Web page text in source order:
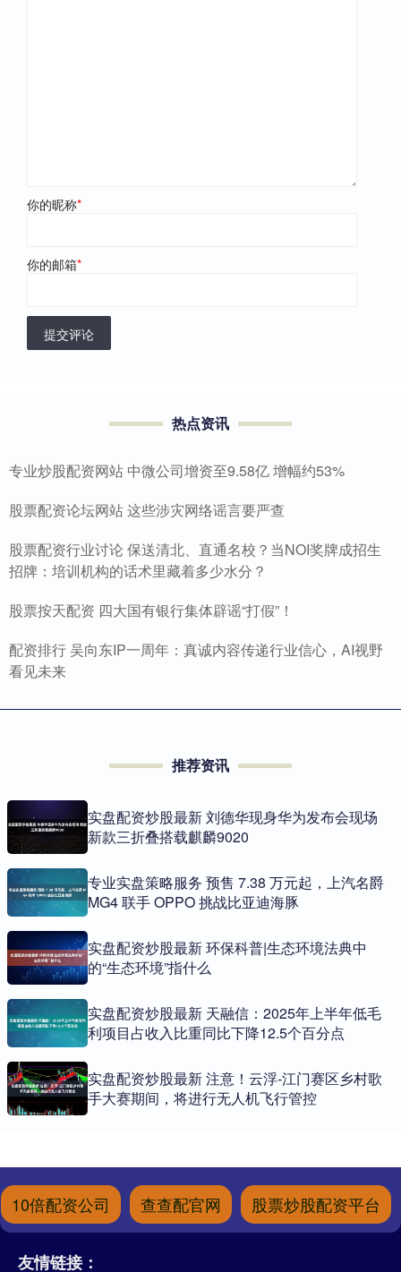
你的昵称*
你的邮箱*
提交评论
热点资讯
专业炒股配资网站 中微公司增资至9.58亿 增幅约53%
股票配资论坛网站 这些涉灾网络谣言要严查
股票配资行业讨论 保送清北、直通名校？当NOI奖牌成招生
招牌：培训机构的话术里藏着多少水分？
股票按天配资 四大国有银行集体辟谣“打假”！
配资排行 吴向东IP一周年：真诚内容传递行业信心，AI视野
看见未来
推荐资讯
实盘配资炒股最新 刘德华现身华为发布会现场
新款三折叠搭载麒麟9020
专业实盘策略服务 预售 7.38 万元起，上汽名爵
MG4 联手 OPPO 挑战比亚迪海豚
实盘配资炒股最新 环保科普|生态环境法典中
的“生态环境”指什么
实盘配资炒股最新 天融信：2025年上半年低毛
利项目占收入比重同比下降12.5个百分点
实盘配资炒股最新 注意！云浮-江门赛区乡村歌
手大赛期间，将进行无人机飞行管控
10倍配资公司 查查配官网 股票炒股配资平台
友情链接：